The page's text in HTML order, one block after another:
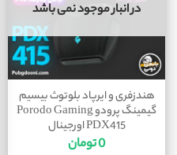
در انبار موجود نمی باشد
هندزفری و ایرپاد بلوتوث بیسیم
گیمینگ پرودو Porodo Gaming
PDX415 اورجینال
0تومان